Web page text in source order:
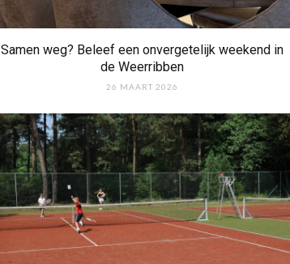
Samen weg? Beleef een onvergetelijk weekend in
de Weerribben
26 MAART 2026